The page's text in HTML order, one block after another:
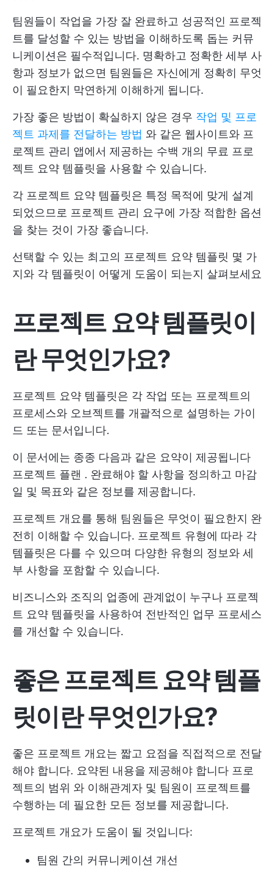
팀원들이 작업을 가장 잘 완료하고 성공적인 프로젝
트를 달성할 수 있는 방법을 이해하도록 돕는 커뮤
니케이션은 필수적입니다. 명확하고 정확한 세부 사
항과 정보가 없으면 팀원들은 자신에게 정확히 무엇
이 필요한지 막연하게 이해하게 됩니다.
가장 좋은 방법이 확실하지 않은 경우 작업 및 프로
젝트 과제를 전달하는 방법 와 같은 웹사이트와 프
로젝트 관리 앱에서 제공하는 수백 개의 무료 프로
젝트 요약 템플릿을 사용할 수 있습니다.
각 프로젝트 요약 템플릿은 특정 목적에 맞게 설계
되었으므로 프로젝트 관리 요구에 가장 적합한 옵션
을 찾는 것이 가장 좋습니다.
선택할 수 있는 최고의 프로젝트 요약 템플릿 몇 가
지와 각 템플릿이 어떻게 도움이 되는지 살펴보세요
프로젝트 요약 템플릿이
란 무엇인가요?
프로젝트 요약 템플릿은 각 작업 또는 프로젝트의
프로세스와 오브젝트를 개괄적으로 설명하는 가이
드 또는 문서입니다.
이 문서에는 종종 다음과 같은 요약이 제공됩니다
프로젝트 플랜 . 완료해야 할 사항을 정의하고 마감
일 및 목표와 같은 정보를 제공합니다.
프로젝트 개요를 통해 팀원들은 무엇이 필요한지 완
전히 이해할 수 있습니다. 프로젝트 유형에 따라 각
템플릿은 다를 수 있으며 다양한 유형의 정보와 세
부 사항을 포함할 수 있습니다.
비즈니스와 조직의 업종에 관계없이 누구나 프로젝
트 요약 템플릿을 사용하여 전반적인 업무 프로세스
를 개선할 수 있습니다.
좋은 프로젝트 요약 템플
릿이란 무엇인가요?
좋은 프로젝트 개요는 짧고 요점을 직접적으로 전달
해야 합니다. 요약된 내용을 제공해야 합니다 프로
젝트의 범위 와 이해관계자 및 팀원이 프로젝트를
수행하는 데 필요한 모든 정보를 제공합니다.
프로젝트 개요가 도움이 될 것입니다:
팀원 간의 커뮤니케이션 개선